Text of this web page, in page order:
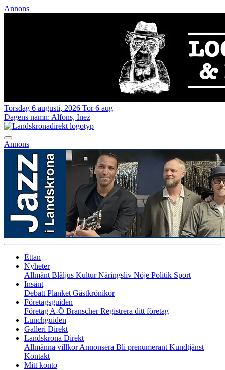
Annons
Torsdag 6 augusti, 2026 Tor 6 aug
Dagens namn: Alfons, Inez
Annons
Ettan
Nyheter
Allmänt Blåljus KulturNäringsliv Nöje Politik Sport
Insänt
Debatt Planket Gästkrönikor
Företagsguiden
Företag A-Ö BranscherRegistrera ditt företag
Lunchguiden
Galleri Direkt
Landskrona Direkt
Allmänna villkorAnnonsera Bli prenumerant Kundtjänst
Kontakt
Mitt konto